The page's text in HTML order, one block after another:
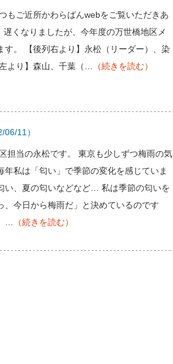
もご近所かわらばんwebをご覧いただきあ
くなりましたが、今年度の万世橋地区メ
す。 【後列右より】永松（リーダー）、染
より】森山、千葉（…
（続きを読む）
06/11）
担当の永松です。 東京も少しずつ梅雨の気
年私は「匂い」で季節の変化を感じていま
い、夏の匂いなどなど… 私は季節の匂いを
、今日から梅雨だ」と決めているのです
…
（続きを読む）